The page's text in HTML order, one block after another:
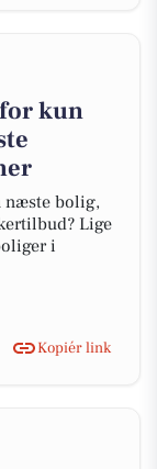
kun
næste bolig,
Lige
i
Kopiér link